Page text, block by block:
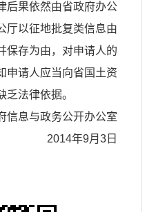
后果依然由省政府办公
厅以征地批复类信息由
保存为由，对申请人的
申请人应当向省国土资
法律依据。
信息与政务公开办公室
2014年9月3日